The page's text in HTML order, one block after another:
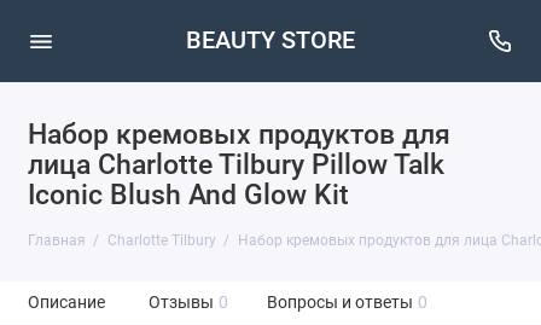
BEAUTY STORE
Набор кремовых продуктов для
лица Charlotte Tilbury Pillow Talk
Iconic Blush And Glow Kit
Главная Charlotte Tilbury Набор кремовых продуктов для лица
Описание Отзывы 0 Вопросы и ответы 0